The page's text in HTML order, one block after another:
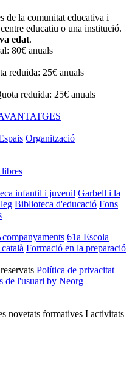
de la comunitat educativa i
educatiu o una institució.
edat.
80€ anuals
reduida: 25€ anuals
reduida: 25€ anuals
Organització
infantil i juvenil Garbell i la
Biblioteca d'educació Fons
61a Escola
Formació en la preparació
Política de privacitat
de l'usuari by Neorg
novetats formatives I activitats